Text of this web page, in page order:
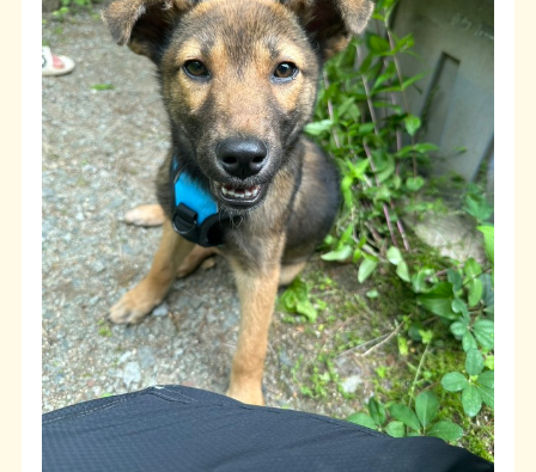
SHOP
ブログ
協賛企業について